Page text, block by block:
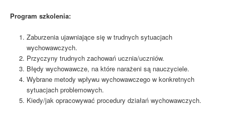
Program szkolenia:
Zaburzenia ujawniające się w trudnych sytuacjach
wychowawczych.
Przyczyny trudnych zachowań ucznia/uczniów.
Błędy wychowawcze, na które narażeni są nauczyciele.
Wybrane metody wpływu wychowawczego w konkretnych
sytuacjach problemowych.
Kiedy/jak opracowywać procedury działań wychowawczych.